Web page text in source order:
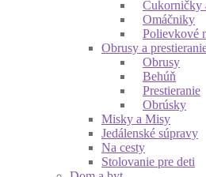
Cukorničky
Omáčniky
Polievkové
Obrusy a
Obrusy
Behúň
Prestieranie
Obrúsky
Misky a Misy
Jedálenské súpravy
Na cesty
Stolovanie pre deti